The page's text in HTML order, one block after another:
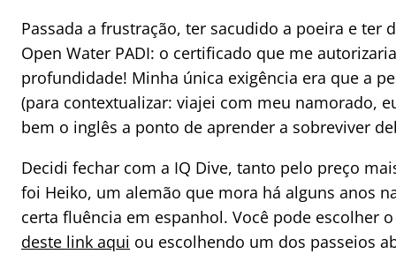
Passada a frustração, ter sacudido a poeira e
Open Water PADI: o certificado que me
profundidade! Minha única exigência era que a
(para contextualizar: viajei com meu namorado,
bem o inglês a ponto de aprender a sobreviver
Decidi fechar com a IQ Dive, tanto pelo preço
foi Heiko, um alemão que mora há alguns anos
certa fluência em espanhol. Você pode escolher
deste link aqui ou escolhendo um dos passeios